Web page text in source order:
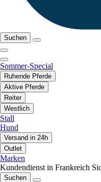
Suchen
Sommer-Special
Ruhende Pferde
Aktive Pferde
Reiter
Westlich
Stall
Hund
Versand in 24h
Outlet
Marken
Kundendienst in Frankreich
Suchen